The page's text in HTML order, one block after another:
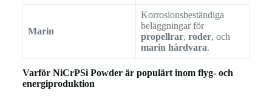
Marin
Korrosionsbeständiga
beläggningar för
propellrar, roder, och
marin hårdvara.
Varför NiCrPSi Powder är populärt inom flyg- och
energiproduktion